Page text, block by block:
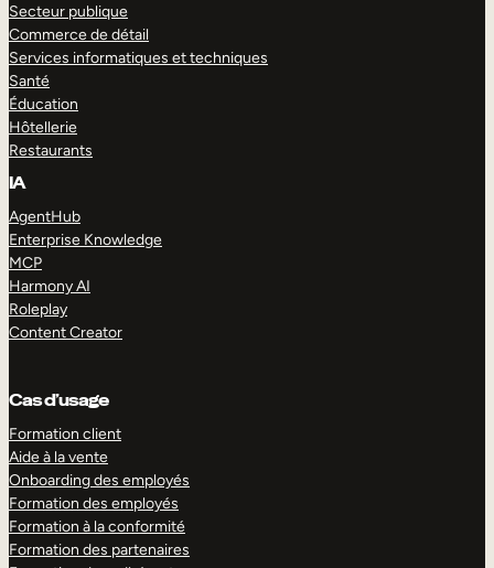
Secteur publique
Commerce de détail
Services informatiques et techniques
Santé
Éducation
Hôtellerie
Restaurants
IA
AgentHub
Enterprise Knowledge
MCP
Harmony AI
Roleplay
Content Creator
Cas d’usage
Formation client
Aide à la vente
Onboarding des employés
Formation des employés
Formation à la conformité
Formation des partenaires